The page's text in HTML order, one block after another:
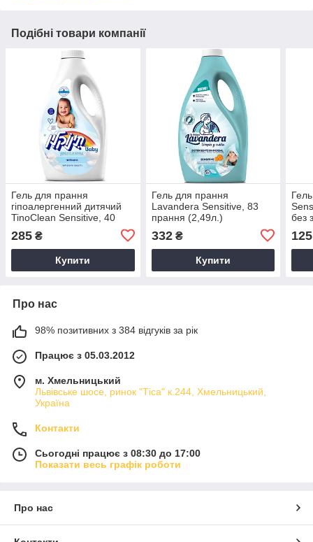
Подібні товари компанії
Гель для прання
гіпоалергенний дитячий
TinoClean Sensitive, 40
285 ₴
Купити
Гель для прання
Lavandera Sensitive, 83
прання (2,49л.)
332₴
Купити
без
125
Про нас
98% позитивних з 384 відгуків за рік
Працює з 05.03.2012
м. Хмельницький
Львівське шосе, ринок "Тіса" к.244, Хмельницький,
Україна
Контакти
Сьогодні працює з 08:30 до 17:00
Показати весь графік роботи
Про нас